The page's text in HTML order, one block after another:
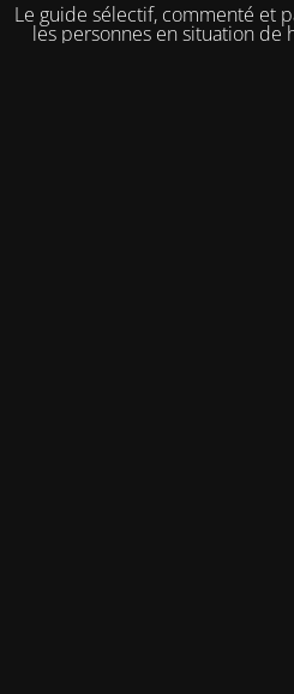
Le guide sélectif, commenté et
les personnes en situation de